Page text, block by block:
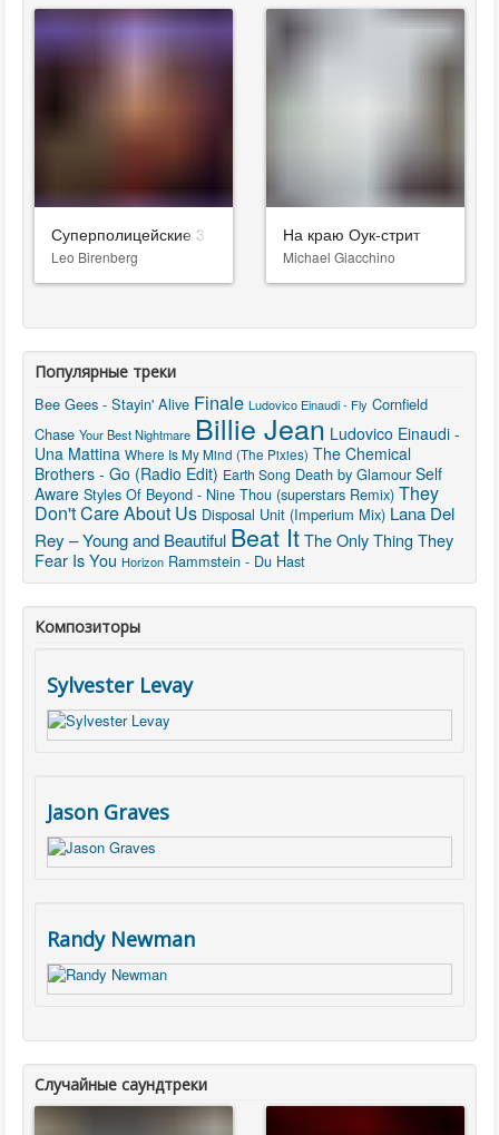
Суперполицейские 3
Leo Birenberg
На краю Оук-стрит
Michael Giacchino
Популярные треки
Bee Gees - Stayin' Alive Finale Ludovico Einaudi - Fly Cornfield
Chase Your Best Nightmare Billie Jean Ludovico Einaudi -
Una Mattina Where Is My Mind (The Pixies) The Chemical
Brothers - Go (Radio Edit) Earth Song Death by Glamour Self
Aware Styles Of Beyond - Nine Thou (superstars Remix) They
Don't Care About Us Disposal Unit (Imperium Mix) Lana Del
Rey – Young and Beautiful Beat ItThe Only Thing They
Fear Is You Horizon Rammstein - Du Hast
Композиторы
Sylvester Levay
Jason Graves
Randy Newman
Случайные саундтреки